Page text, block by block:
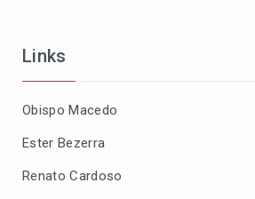
Links
Obispo Macedo
Ester Bezerra
Renato Cardoso